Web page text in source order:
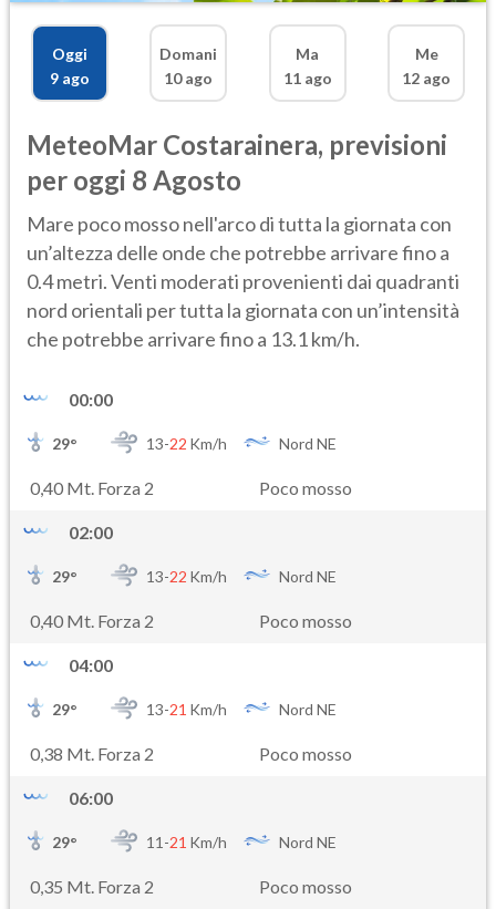
Oggi
9 ago
Domani
10 ago
Ma
11 ago
Me
12 ago
MeteoMar Costarainera, previsioni
per oggi 8 Agosto
Mare poco mosso nell'arco di tutta la giornata con
un’altezza delle onde che potrebbe arrivare fino a
0.4 metri. Venti moderati provenienti dai quadranti
nord orientali per tutta la giornata con un’intensità
che potrebbe arrivare fino a 13.1 km/h.
00:00
29° 13-22 Km/h Nord NE
0,40 Mt. Forza 2 Poco mosso
02:00
29° 13-22 Km/h Nord NE
0,40 Mt. Forza 2 Poco mosso
04:00
29° 13-21 Km/h Nord NE
0,38 Mt. Forza 2 Poco mosso
06:00
29° 11-21 Km/h Nord NE
0,35 Mt. Forza 2 Poco mosso